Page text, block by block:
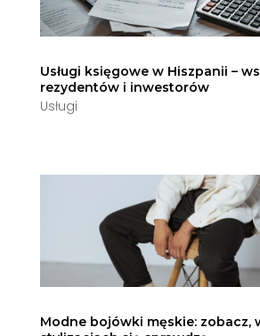
Usługi księgowe w Hiszpanii –
rezydentów i inwestorów
Usługi
Modne bojówki męskie: zobacz,